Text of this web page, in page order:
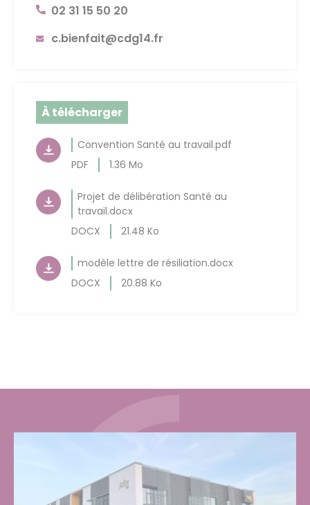
02 31 15 50 20
c.bienfait@cdg14.fr
À télécharger
Convention Santé au travail.pdf
PDF
1.36 Mo
Projet de délibération Santé au
travail.docx
DOCX
21.48 Ko
modèle lettre de résiliation.docx
DOCX
20.88 Ko